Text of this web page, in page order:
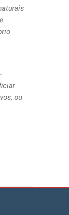
ou